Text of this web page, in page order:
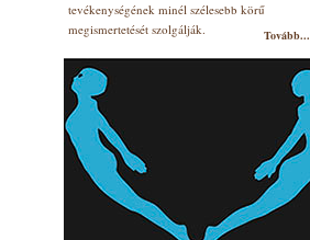
tevékenységének minél szélesebb körű
megismertetését szolgálják.
Tovább...